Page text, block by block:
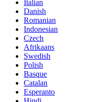
Italian
Danish
Romanian
Indonesian
Czech
Afrikaans
Swedish
Polish
Basque
Catalan
Esperanto